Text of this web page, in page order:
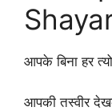
आपके बिना हर
आपकी तस्वीर